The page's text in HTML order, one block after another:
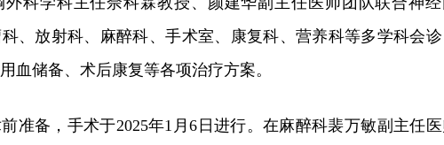
、放射科、麻醉科、手术室、康复科、营养科等多学科会诊
血储备、术后康复等各项治疗方案。
准备，手术于2025年1月6日进行。在麻醉科裴万敏副主任